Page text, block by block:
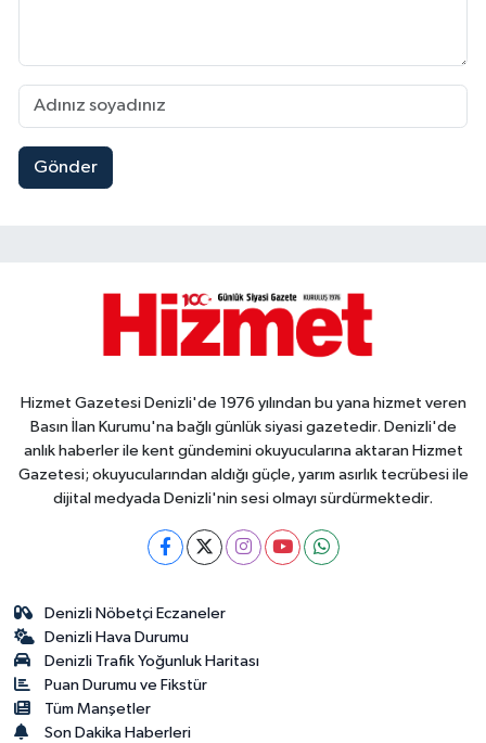
Gönder
Hizmet Gazetesi Denizli'de 1976 yılından bu yana hizmet veren
Basın İlan Kurumu'na bağlı günlük siyasi gazetedir. Denizli'de
anlık haberler ile kent gündemini okuyucularına aktaran Hizmet
Gazetesi; okuyucularından aldığı güçle, yarım asırlık tecrübesi ile
dijital medyada Denizli'nin sesi olmayı sürdürmektedir.
Denizli Nöbetçi Eczaneler
Denizli Hava Durumu
Denizli Trafik Yoğunluk Haritası
Puan Durumu ve Fikstür
Tüm Manşetler
Son Dakika Haberleri